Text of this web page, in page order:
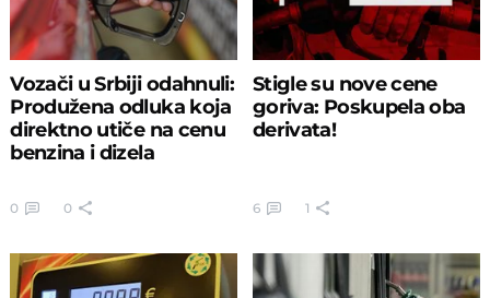
Vozači u Srbiji odahnuli:
Produžena odluka koja
direktno utiče na cenu
benzina i dizela
0 0
Stigle su nove cene
goriva: Poskupela oba
derivata!
6 1